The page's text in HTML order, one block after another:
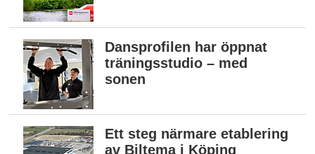
Dansprofilen har öppnat
träningsstudio – med
sonen
Ett steg närmare etablering
av Biltema i Köping